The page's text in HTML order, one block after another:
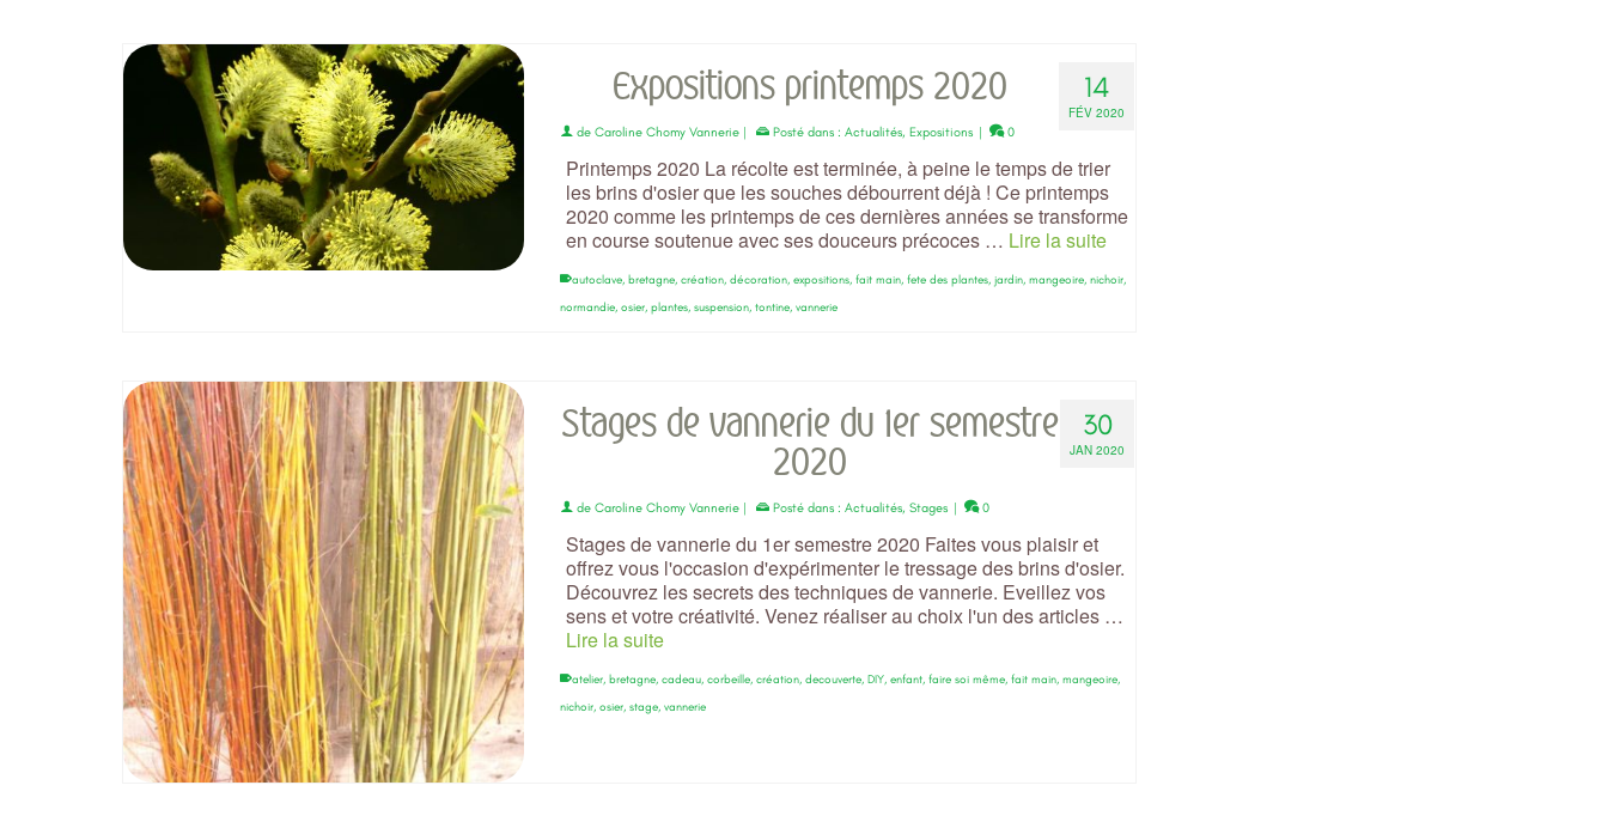
14
FÉV 2020
Expositions printemps 2020
de Caroline Chomy Vannerie Posté dans : Actualités, Expositions 0
Printemps 2020 La récolte est terminée, à peine le temps de trier
les brins d'osier que les souches débourrent déjà ! Ce printemps
2020 comme les printemps de ces dernières années se transforme
en course soutenue avec ses douceurs précoces … Lire la suite
autoclave, bretagne, création, décoration, expositions, fait main, fete des plantes, jardin, mangeoire, nichoir,
normandie, osier, plantes, suspension, tontine, vannerie
30
JAN 2020
Stages de vannerie du 1er semestre
2020
de Caroline Chomy Vannerie Posté dans : Actualités, Stages 0
Stages de vannerie du 1er semestre 2020 Faites vous plaisir et
offrez vous l'occasion d'expérimenter le tressage des brins d'osier.
Découvrez les secrets des techniques de vannerie. Eveillez vos
sens et votre créativité. Venez réaliser au choix l'un des articles …
Lire la suite
atelier, bretagne, cadeau, corbeille, création, decouverte, DIY, enfant, faire soi même, fait main, mangeoire,
nichoir, osier, stage, vannerie